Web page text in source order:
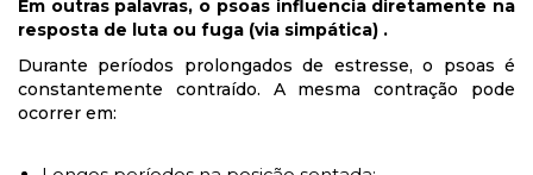
Em outras palavras, o psoas influencia diretamente na
resposta de luta ou fuga (via simpática) .
Durante períodos prolongados de estresse, o psoas é
constantemente contraído. A mesma contração pode
ocorrer em: